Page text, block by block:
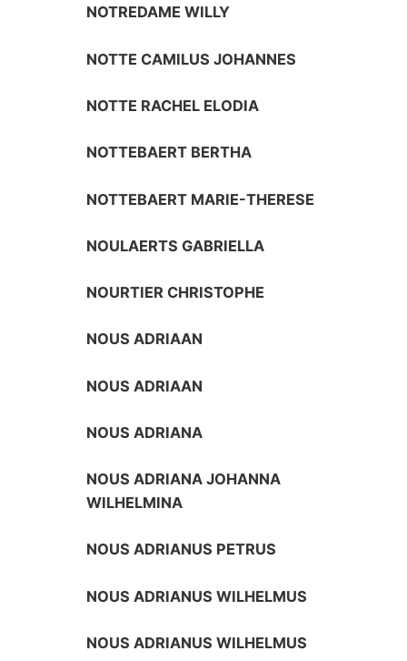
NOTREDAME WILLY
NOTTE CAMILUS JOHANNES
NOTTE RACHEL ELODIA
NOTTEBAERT BERTHA
NOTTEBAERT MARIE-THERESE
NOULAERTS GABRIELLA
NOURTIER CHRISTOPHE
NOUS ADRIAAN
NOUS ADRIAAN
NOUS ADRIANA
NOUS ADRIANA JOHANNA
WILHELMINA
NOUS ADRIANUS PETRUS
NOUS ADRIANUS WILHELMUS
NOUS ADRIANUS WILHELMUS